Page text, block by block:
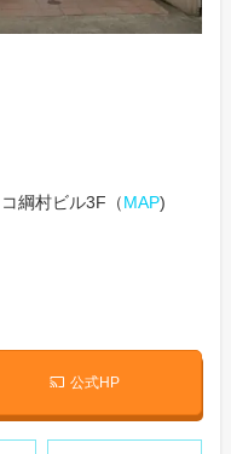
綱村ビル3F（MAP)
公式HP